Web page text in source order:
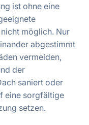
ist ohne eine
möglich. Nur
abgestimmt
vermeiden,
der
saniert oder
eine sorgfältige
setzen.